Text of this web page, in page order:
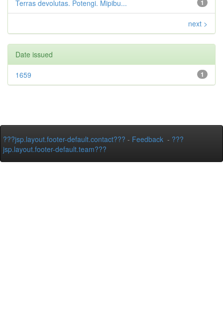
1
Terras devolutas. Potengi. Mipibu...
next >
Date issued
1
1659
???jsp.layout.footer-default.contact??? - Feedback - ???
jsp.layout.footer-default.team???